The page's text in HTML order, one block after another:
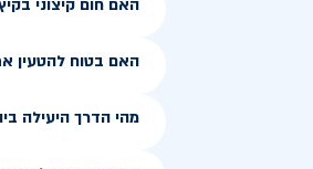
האם חום קיצוני
האם בטוח להטעין
מהי הדרך היעילה